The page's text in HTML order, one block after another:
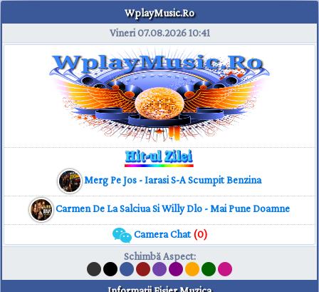
WplayMusic.Ro
Vineri 07.08.202610:41
Merg Pe Jos - Iarasi S-A Scumpit Benzina
Carmen De La Salciua Si Willy Dlo - Mai Pune Doamne
Camera Chat(0)
Schimbă Aspect: